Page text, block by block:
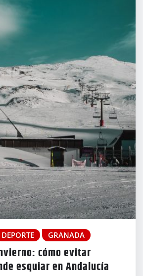
DEPORTE GRANADA
cómo evitar
esquiar en Andalucía